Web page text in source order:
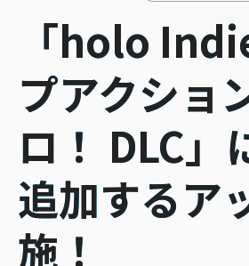
「holo
プアクショ
ロ！ DLC」
追加するア
施！